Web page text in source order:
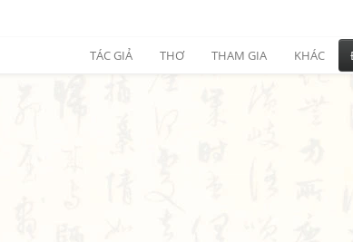
TÁC GIẢ THƠ THAM GIA KHÁC